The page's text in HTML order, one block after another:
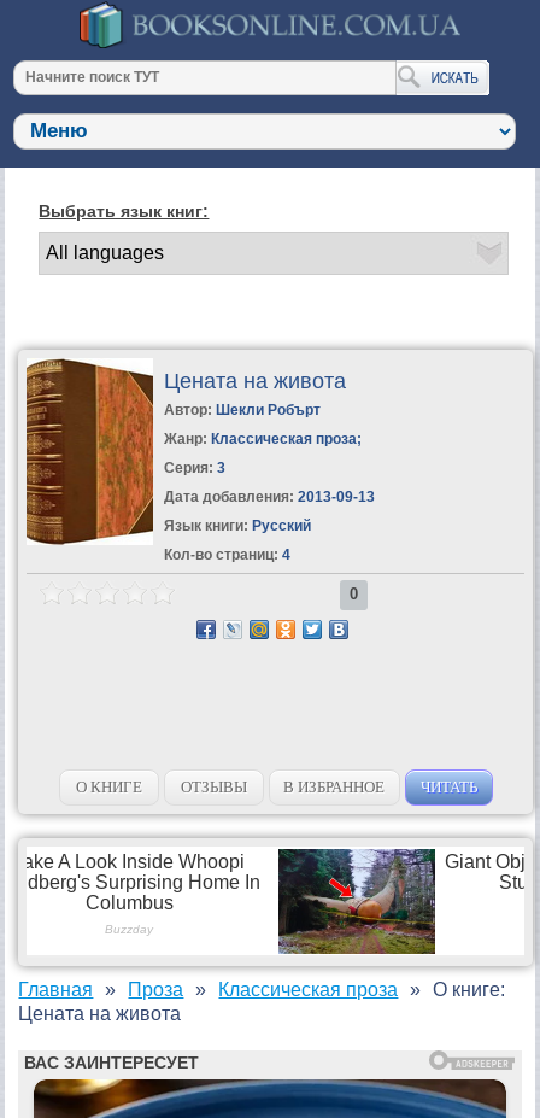
Выбрать язык книг:
Цената на живота
Автор: Шекли Робърт
Жанр: Классическая проза;
Серия: 3
Дата добавления: 2013-09-13
Язык книги: Русский
Кол-во страниц: 4
0
О КНИГЕ ОТЗЫВЫ В ИЗБРАННОЕ ЧИТАТЬ
Главная Проза Классическая проза
О книге:
Цената на живота